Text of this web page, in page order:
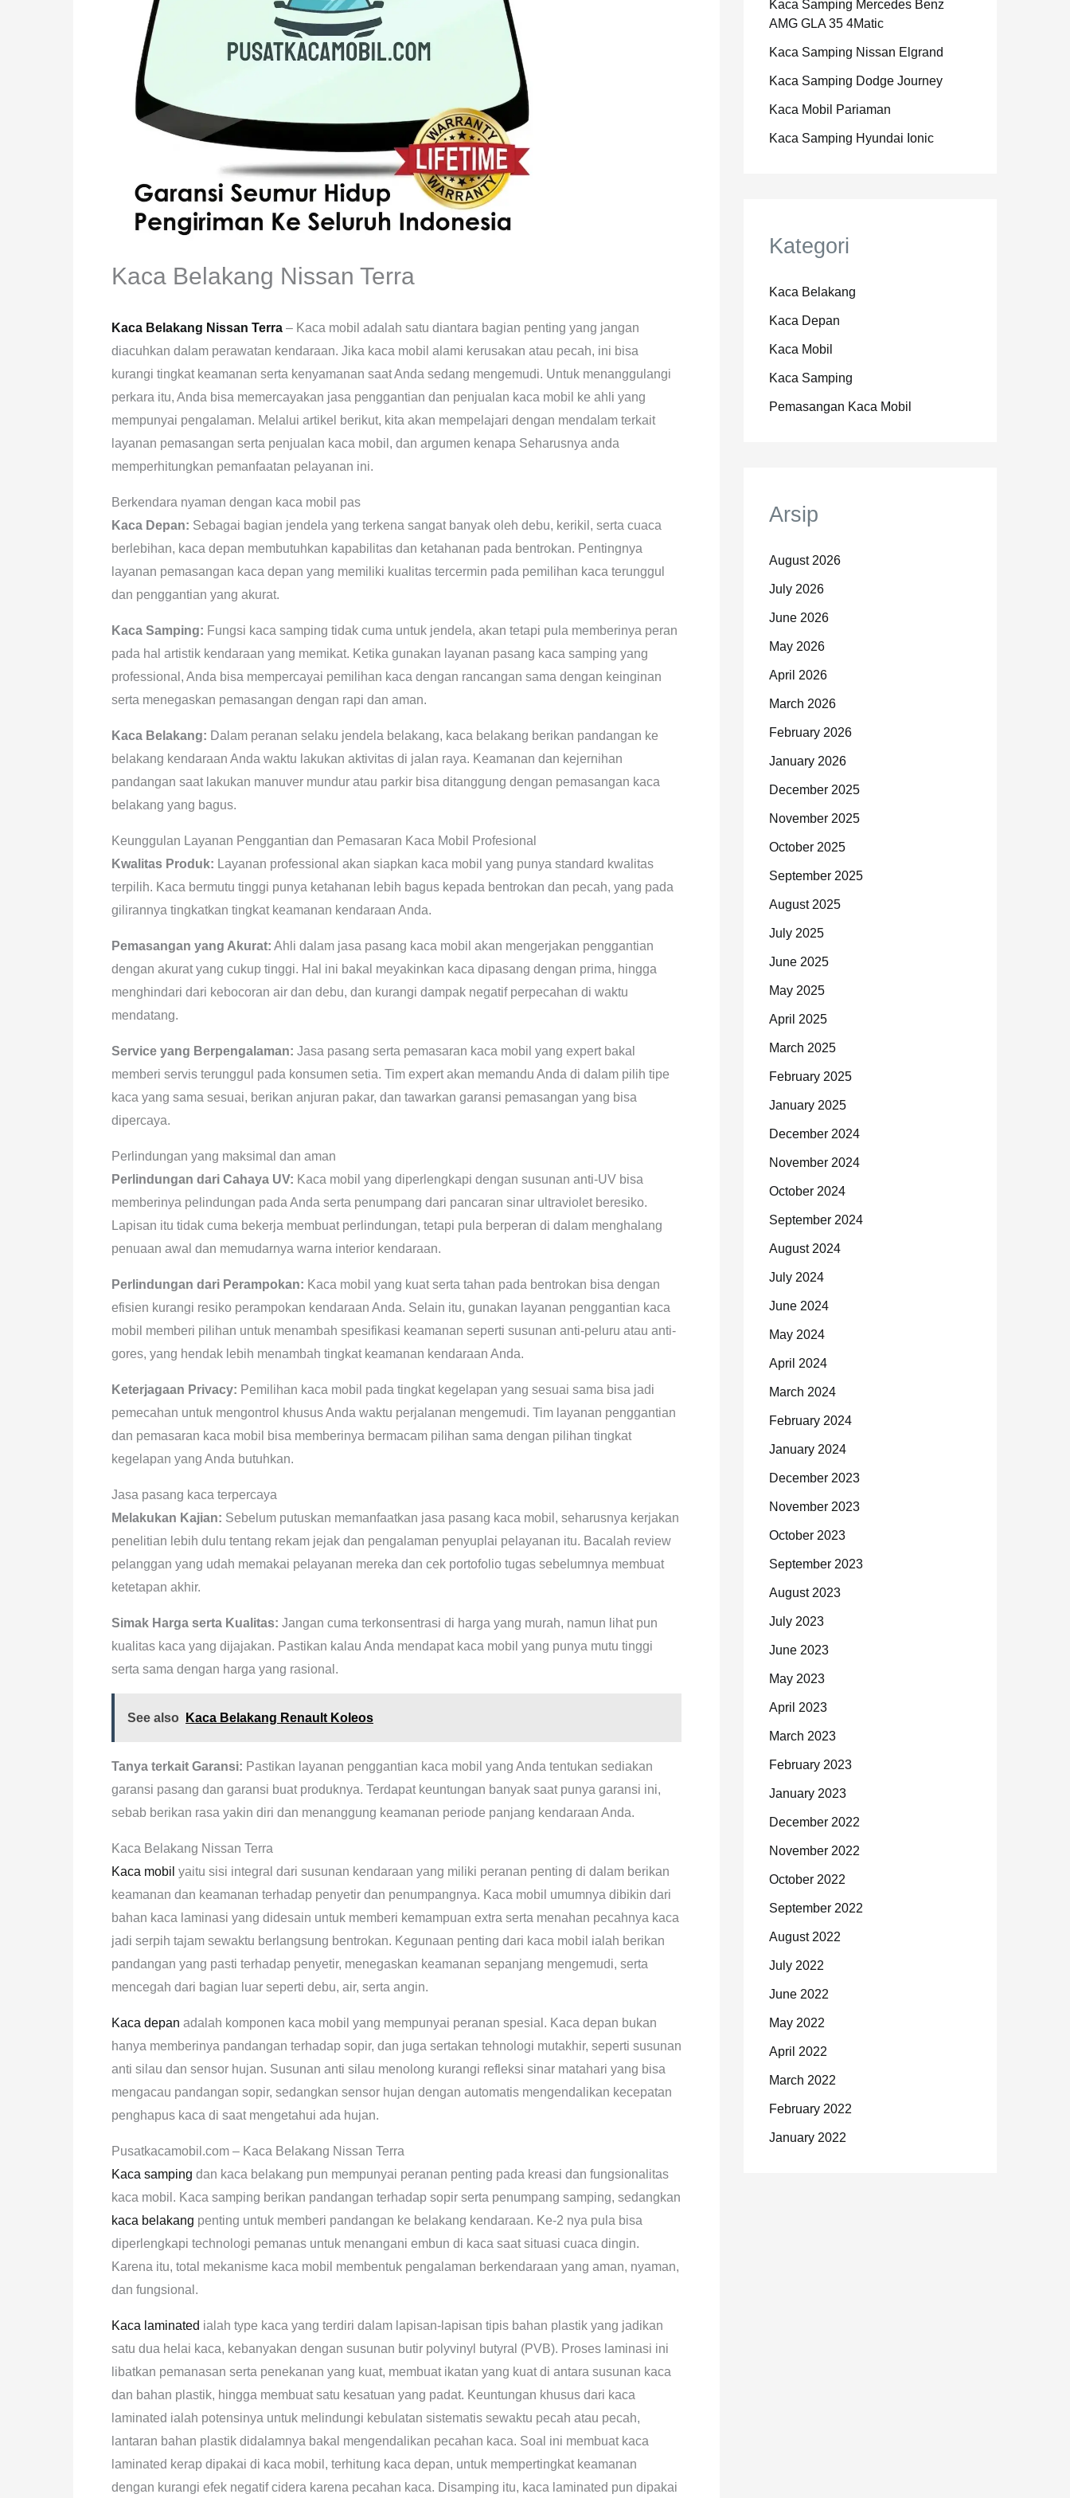
Kaca Belakang Nissan Terra
Kaca Belakang Nissan Terra – Kaca mobil adalah satu diantara bagian penting yang jangan
diacuhkan dalam perawatan kendaraan. Jika kaca mobil alami kerusakan atau pecah, ini bisa
kurangi tingkat keamanan serta kenyamanan saat Anda sedang mengemudi. Untuk menanggulangi
perkara itu, Anda bisa memercayakan jasa penggantian dan penjualan kaca mobil ke ahli yang
mempunyai pengalaman. Melalui artikel berikut, kita akan mempelajari dengan mendalam terkait
layanan pemasangan serta penjualan kaca mobil, dan argumen kenapa Seharusnya anda
memperhitungkan pemanfaatan pelayanan ini.
Berkendara nyaman dengan kaca mobil pas
Kaca Depan: Sebagai bagian jendela yang terkena sangat banyak oleh debu, kerikil, serta cuaca
berlebihan, kaca depan membutuhkan kapabilitas dan ketahanan pada bentrokan. Pentingnya
layanan pemasangan kaca depan yang memiliki kualitas tercermin pada pemilihan kaca terunggul
dan penggantian yang akurat.
Kaca Samping: Fungsi kaca samping tidak cuma untuk jendela, akan tetapi pula memberinya peran
pada hal artistik kendaraan yang memikat. Ketika gunakan layanan pasang kaca samping yang
professional, Anda bisa mempercayai pemilihan kaca dengan rancangan sama dengan keinginan
serta menegaskan pemasangan dengan rapi dan aman.
Kaca Belakang: Dalam peranan selaku jendela belakang, kaca belakang berikan pandangan ke
belakang kendaraan Anda waktu lakukan aktivitas di jalan raya. Keamanan dan kejernihan
pandangan saat lakukan manuver mundur atau parkir bisa ditanggung dengan pemasangan kaca
belakang yang bagus.
Keunggulan Layanan Penggantian dan Pemasaran Kaca Mobil Profesional
Kwalitas Produk: Layanan professional akan siapkan kaca mobil yang punya standard kwalitas
terpilih. Kaca bermutu tinggi punya ketahanan lebih bagus kepada bentrokan dan pecah, yang pada
gilirannya tingkatkan tingkat keamanan kendaraan Anda.
Pemasangan yang Akurat: Ahli dalam jasa pasang kaca mobil akan mengerjakan penggantian
dengan akurat yang cukup tinggi. Hal ini bakal meyakinkan kaca dipasang dengan prima, hingga
menghindari dari kebocoran air dan debu, dan kurangi dampak negatif perpecahan di waktu
mendatang.
Service yang Berpengalaman: Jasa pasang serta pemasaran kaca mobil yang expert bakal
memberi servis terunggul pada konsumen setia. Tim expert akan memandu Anda di dalam pilih tipe
kaca yang sama sesuai, berikan anjuran pakar, dan tawarkan garansi pemasangan yang bisa
dipercaya.
Perlindungan yang maksimal dan aman
Perlindungan dari Cahaya UV: Kaca mobil yang diperlengkapi dengan susunan anti-UV bisa
memberinya pelindungan pada Anda serta penumpang dari pancaran sinar ultraviolet beresiko.
Lapisan itu tidak cuma bekerja membuat perlindungan, tetapi pula berperan di dalam menghalang
penuaan awal dan memudarnya warna interior kendaraan.
Perlindungan dari Perampokan: Kaca mobil yang kuat serta tahan pada bentrokan bisa dengan
efisien kurangi resiko perampokan kendaraan Anda. Selain itu, gunakan layanan penggantian kaca
mobil memberi pilihan untuk menambah spesifikasi keamanan seperti susunan anti-peluru atau anti-
gores, yang hendak lebih menambah tingkat keamanan kendaraan Anda.
Keterjagaan Privacy: Pemilihan kaca mobil pada tingkat kegelapan yang sesuai sama bisa jadi
pemecahan untuk mengontrol khusus Anda waktu perjalanan mengemudi. Tim layanan penggantian
dan pemasaran kaca mobil bisa memberinya bermacam pilihan sama dengan pilihan tingkat
kegelapan yang Anda butuhkan.
Jasa pasang kaca terpercaya
Melakukan Kajian: Sebelum putuskan memanfaatkan jasa pasang kaca mobil, seharusnya kerjakan
penelitian lebih dulu tentang rekam jejak dan pengalaman penyuplai pelayanan itu. Bacalah review
pelanggan yang udah memakai pelayanan mereka dan cek portofolio tugas sebelumnya membuat
ketetapan akhir.
Simak Harga serta Kualitas: Jangan cuma terkonsentrasi di harga yang murah, namun lihat pun
kualitas kaca yang dijajakan. Pastikan kalau Anda mendapat kaca mobil yang punya mutu tinggi
serta sama dengan harga yang rasional.
See also Kaca Belakang Renault Koleos
Tanya terkait Garansi: Pastikan layanan penggantian kaca mobil yang Anda tentukan sediakan
garansi pasang dan garansi buat produknya. Terdapat keuntungan banyak saat punya garansi ini,
sebab berikan rasa yakin diri dan menanggung keamanan periode panjang kendaraan Anda.
Kaca Belakang Nissan Terra
Kaca mobil yaitu sisi integral dari susunan kendaraan yang miliki peranan penting di dalam berikan
keamanan dan keamanan terhadap penyetir dan penumpangnya. Kaca mobil umumnya dibikin dari
bahan kaca laminasi yang didesain untuk memberi kemampuan extra serta menahan pecahnya kaca
jadi serpih tajam sewaktu berlangsung bentrokan. Kegunaan penting dari kaca mobil ialah berikan
pandangan yang pasti terhadap penyetir, menegaskan keamanan sepanjang mengemudi, serta
mencegah dari bagian luar seperti debu, air, serta angin.
Kaca depan adalah komponen kaca mobil yang mempunyai peranan spesial. Kaca depan bukan
hanya memberinya pandangan terhadap sopir, dan juga sertakan tehnologi mutakhir, seperti susunan
anti silau dan sensor hujan. Susunan anti silau menolong kurangi refleksi sinar matahari yang bisa
mengacau pandangan sopir, sedangkan sensor hujan dengan automatis mengendalikan kecepatan
penghapus kaca di saat mengetahui ada hujan.
Pusatkacamobil.com – Kaca Belakang Nissan Terra
Kaca samping dan kaca belakang pun mempunyai peranan penting pada kreasi dan fungsionalitas
kaca mobil. Kaca samping berikan pandangan terhadap sopir serta penumpang samping, sedangkan
kaca belakang penting untuk memberi pandangan ke belakang kendaraan. Ke-2 nya pula bisa
diperlengkapi technologi pemanas untuk menangani embun di kaca saat situasi cuaca dingin.
Karena itu, total mekanisme kaca mobil membentuk pengalaman berkendaraan yang aman, nyaman,
dan fungsional.
Kaca laminated ialah type kaca yang terdiri dalam lapisan-lapisan tipis bahan plastik yang jadikan
satu dua helai kaca, kebanyakan dengan susunan butir polyvinyl butyral (PVB). Proses laminasi ini
libatkan pemanasan serta penekanan yang kuat, membuat ikatan yang kuat di antara susunan kaca
dan bahan plastik, hingga membuat satu kesatuan yang padat. Keuntungan khusus dari kaca
laminated ialah potensinya untuk melindungi kebulatan sistematis sewaktu pecah atau pecah,
lantaran bahan plastik didalamnya bakal mengendalikan pecahan kaca. Soal ini membuat kaca
laminated kerap dipakai di kaca mobil, terhitung kaca depan, untuk mempertingkat keamanan
dengan kurangi efek negatif cidera karena pecahan kaca. Disamping itu, kaca laminated pun dipakai
Kaca Samping Mercedes Benz
AMG GLA 35 4Matic
Kaca Samping Nissan Elgrand
Kaca Samping Dodge Journey
Kaca Mobil Pariaman
Kaca Samping Hyundai Ionic
Kategori
Kaca Belakang
Kaca Depan
Kaca Mobil
Kaca Samping
Pemasangan Kaca Mobil
Arsip
August 2026
July 2026
June 2026
May 2026
April 2026
March 2026
February 2026
January 2026
December 2025
November 2025
October 2025
September 2025
August 2025
July 2025
June 2025
May 2025
April 2025
March 2025
February 2025
January 2025
December 2024
November 2024
October 2024
September 2024
August 2024
July 2024
June 2024
May 2024
April 2024
March 2024
February 2024
January 2024
December 2023
November 2023
October 2023
September 2023
August 2023
July 2023
June 2023
May 2023
April 2023
March 2023
February 2023
January 2023
December 2022
November 2022
October 2022
September 2022
August 2022
July 2022
June 2022
May 2022
April 2022
March 2022
February 2022
January 2022